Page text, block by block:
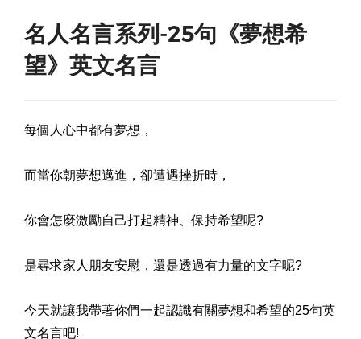
名人名言系列-25句《夢想希
望》英文名言
每個人心中都有夢想，
而當你朝夢想邁進，卻遭遇挫折時，
你會怎麼激勵自己打起精神、保持希望呢?
是尋求家人朋友安慰，還是透過有力量的文字呢?
今天就讓我帶著你們一起認識有關夢想和希望的25句英
文名言吧!